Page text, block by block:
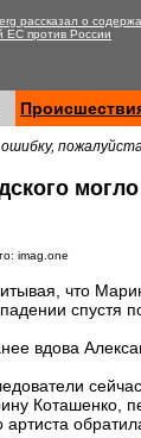
рассказал о
ЕС против России
imag.one
что
спустя
вдова
Коташенко,
артиста